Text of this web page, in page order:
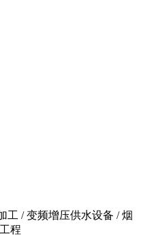
工 / 变频增压供水设备 / 烟
程